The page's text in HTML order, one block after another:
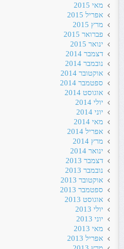
מאי 2015
אפריל 2015
מרץ 2015
פברואר 2015
ינואר 2015
דצמבר 2014
נובמבר 2014
אוקטובר 2014
ספטמבר 2014
אוגוסט 2014
יולי 2014
יוני 2014
מאי 2014
אפריל 2014
מרץ 2014
ינואר 2014
דצמבר 2013
נובמבר 2013
אוקטובר 2013
ספטמבר 2013
אוגוסט 2013
יולי 2013
יוני 2013
מאי 2013
אפריל 2013